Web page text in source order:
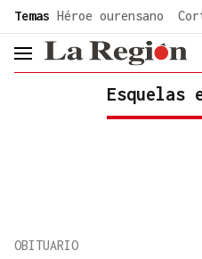
common.go-to-content
Temas Héroe ourensano
header.menu.open
Esquelas
OBITUARIO